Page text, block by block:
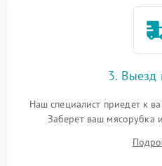
3. Выезд
Наш специалист приедет к
Заберет ваш мясорубка